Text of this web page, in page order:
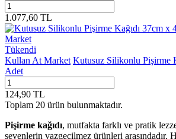
1.077,60 TL
Tükendi
Kullan At Market Kutusuz Silikonlu Pişirme
Adet
124,90 TL
Toplam 20 ürün bulunmaktadır.
Pişirme kağıdı, mutfakta farklı ve pratik
sevenlerin vazgeçilmez ürünleri arasındadır.